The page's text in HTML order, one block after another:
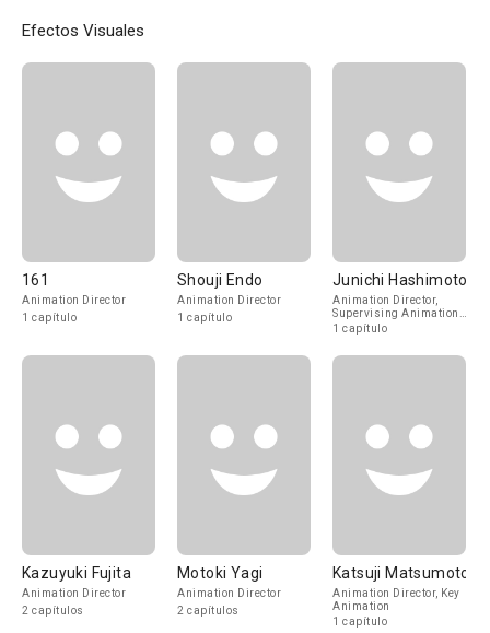
Efectos Visuales
161
Animation Director
1 capítulo
Shouji Endo
Animation Director
1 capítulo
Junichi Hashimoto
Animation Director,
Supervising Animation
Director
1 capítulo
Kazuyuki Fujita
Animation Director
2 capítulos
Motoki Yagi
Animation Director
2 capítulos
Katsuji Matsumoto
Animation Director, Key
Animation
1 capítulo